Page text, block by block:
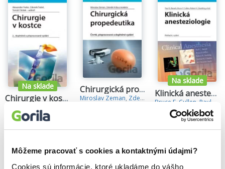
Môžeme pracovať s cookies a kontaktnými údajmi?
Cookies sú informácie, ktoré ukladáme do vášho
Na sklade
Chirurgie v kostce
35,02€
Chirurgická propedeutika
Miroslav Zeman, Zdeněk Krška ,
Na sklade
Klinická anesteziologie
Bruce F. Cullen Paul G. Barash
54,37€